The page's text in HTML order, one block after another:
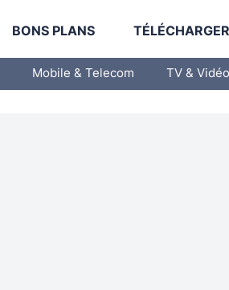
BONS PLANS
Mobile & Telecom TV & Vidéo